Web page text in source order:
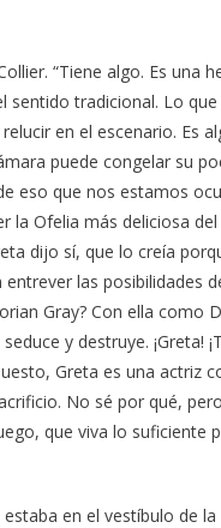
“Tiene algo. Es
tradicional. Lo
en el escenario. Es
puede congelar su
eso que nos estamos
la Ofelia más deliciosa
dijo sí, que lo creía
las posibilidades
Gray? Con ella
y destruye. ¡Greta!
Greta es una actriz
No sé por qué,
que viva lo
en el vestíbulo de